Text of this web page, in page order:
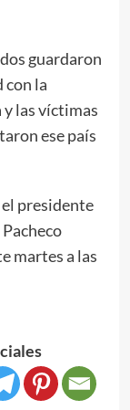
guardaron
con la
las víctimas
ese país
presidente
martes a las